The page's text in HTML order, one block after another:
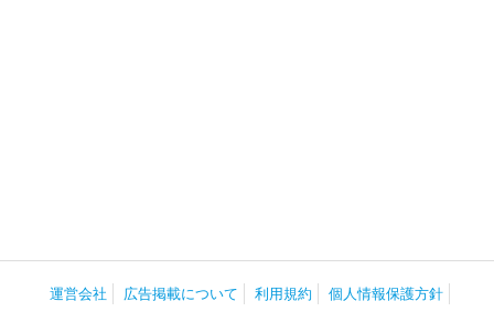
運営会社 広告掲載について 利用規約 個人情報保護方針